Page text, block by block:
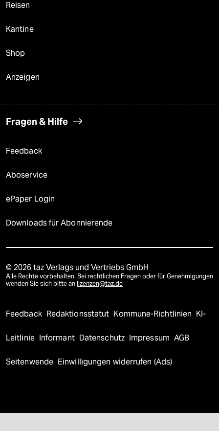
Reisen
Kantine
Shop
Anzeigen
Fragen & Hilfe
Feedback
Aboservice
ePaper Login
Downloads für Abonnierende
© 2026 taz Verlags und Vertriebs GmbH
Alle Rechte vorbehalten. Bei rechtlichen Fragen oder für Genehmigungen
wenden Sie sich bitte an lizenzen@taz.de
Feedback Redaktionsstatut Kommune-Richtlinien KI-
Leitlinie Informant Datenschutz Impressum AGB
Seitenwende Einwilligungen widerrufen (Ads)